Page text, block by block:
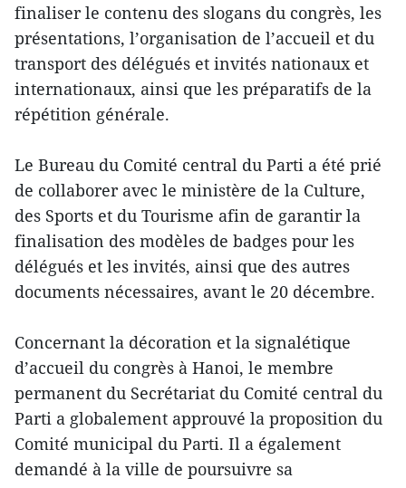
finaliser le contenu des slogans du congrès, les
présentations, l’organisation de l’accueil et du
transport des délégués et invités nationaux et
internationaux, ainsi que les préparatifs de la
répétition générale.
Le Bureau du Comité central du Parti a été prié
de collaborer avec le ministère de la Culture,
des Sports et du Tourisme afin de garantir la
finalisation des modèles de badges pour les
délégués et les invités, ainsi que des autres
documents nécessaires, avant le 20 décembre.
Concernant la décoration et la signalétique
d’accueil du congrès à Hanoi, le membre
permanent du Secrétariat du Comité central du
Parti a globalement approuvé la proposition du
Comité municipal du Parti. Il a également
demandé à la ville de poursuivre sa